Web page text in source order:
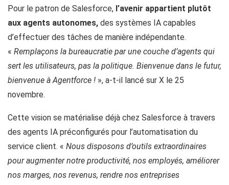
Pour le patron de Salesforce, l’avenir appartient plutôt
aux agents autonomes, des systèmes IA capables
d’effectuer des tâches de manière indépendante.
« Remplaçons la bureaucratie par une couche d’agents qui
sert les utilisateurs, pas la politique. Bienvenue dans le futur,
bienvenue à Agentforce ! », a-t-il lancé sur X le 25
novembre.
Cette vision se matérialise déjà chez Salesforce à travers
des agents IA préconfigurés pour l’automatisation du
service client. « Nous disposons d’outils extraordinaires
pour augmenter notre productivité, nos employés, améliorer
nos marges, nos revenus, rendre nos entreprises